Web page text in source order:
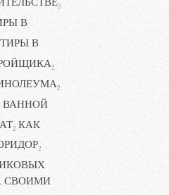
2
В
В
2
2
ВАННОЙ
2 КАК
2
СВОИМИ